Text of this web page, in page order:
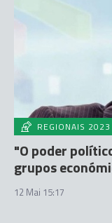
REGIONAIS 2023
"O poder
grupos
12 Mai 15:17